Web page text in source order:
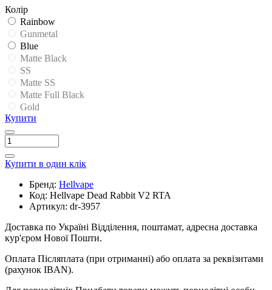
Колір
Rainbow
Gunmetal
Blue
Matte Black
SS
Matte SS
Matte Full Black
Gold
Купити
Купити в один клік
Бренд: Hellvape
Код: Hellvape Dead Rabbit V2 RTA
Артикул: dr-3957
Доставка по Україні Відділення, поштамат, адресна доставка
кур'єром Нової Пошти.
Оплата Післяплата (при отриманні) або оплата за реквізитами
(рахунок IBAN).